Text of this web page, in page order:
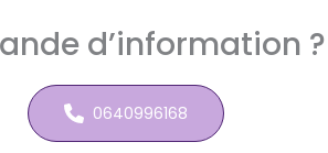
d’information ?
0640996168